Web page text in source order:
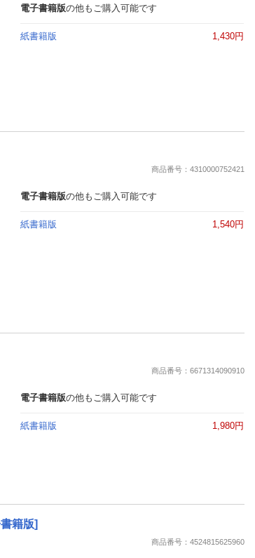
電子書籍版の他もご購入可能です
紙書籍版 1,430円
商品番号：4310000752421
電子書籍版の他もご購入可能です
紙書籍版 1,540円
商品番号：6671314090910
電子書籍版の他もご購入可能です
紙書籍版 1,980円
籍版]
商品番号：4524815625960